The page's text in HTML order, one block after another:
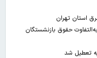
استان تهران
حقوق بازنشستگان
تعطیل شد